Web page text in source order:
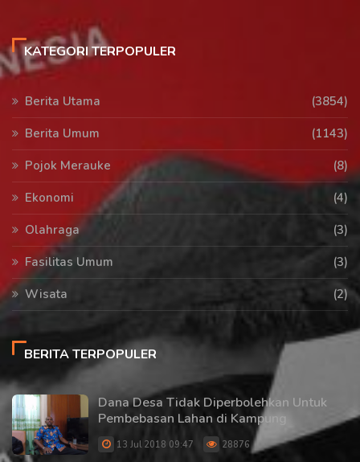
KATEGORI TERPOPULER
Berita Utama
(3854)
Berita Umum
(1143)
Pojok Merauke
(8)
Ekonomi
(4)
Olahraga
(3)
Fasilitas Umum
(3)
Wisata
(2)
BERITA TERPOPULER
Dana Desa Tidak Diperbolehkan Untuk
Pembebasan Lahan di Kampung
13 Jul 2018 09:47 28876